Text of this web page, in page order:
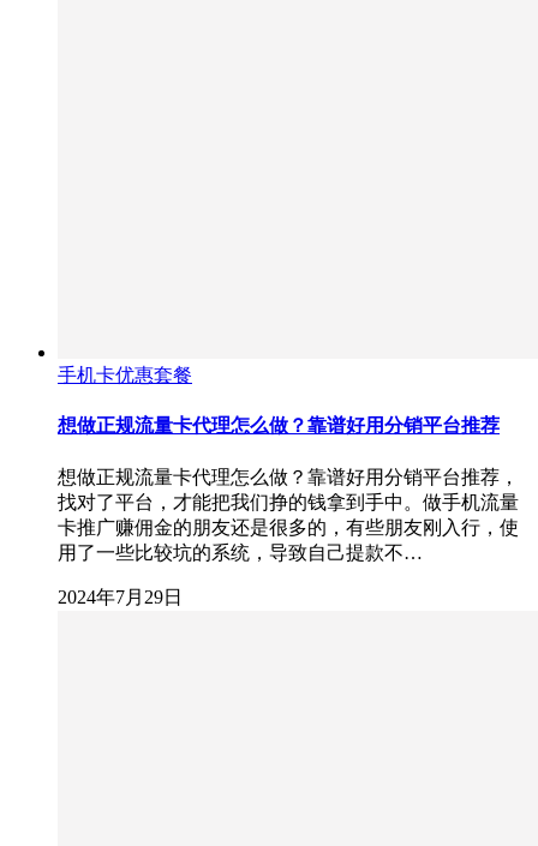
手机卡优惠套餐
想做正规流量卡代理怎么做？靠谱好用分销平台推荐
想做正规流量卡代理怎么做？靠谱好用分销平台推荐，
找对了平台，才能把我们挣的钱拿到手中。做手机流量
卡推广赚佣金的朋友还是很多的，有些朋友刚入行，使
用了一些比较坑的系统，导致自己提款不…
2024年7月29日